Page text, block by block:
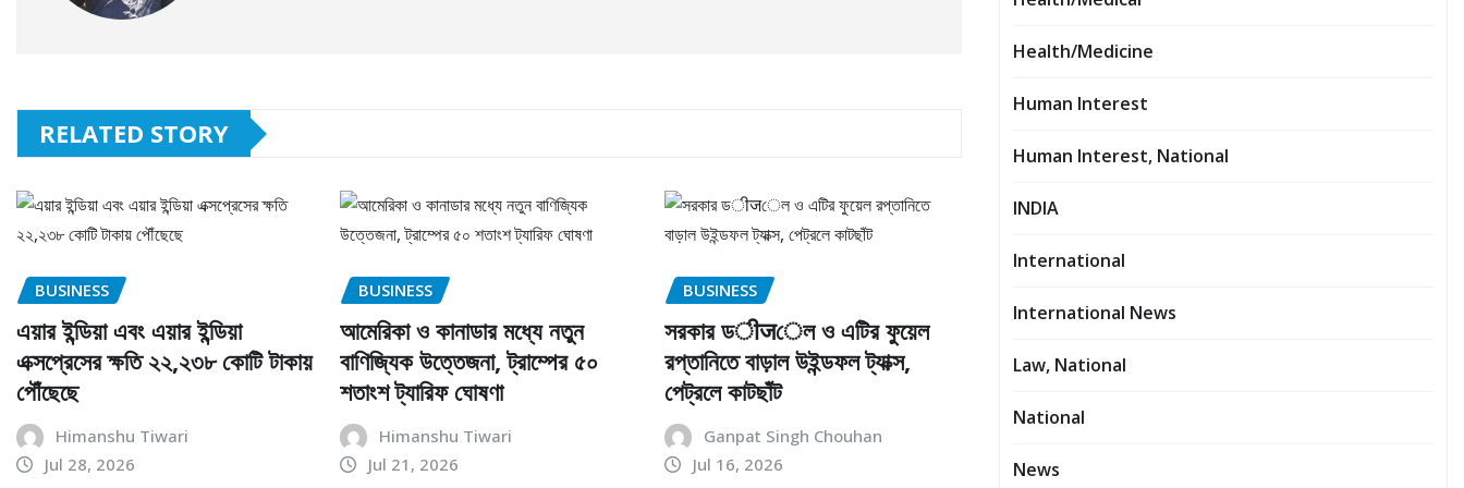
RELATED STORY
BUSINESS
এয়ার ইন্ডিয়া এবং এয়ার ইন্ডিয়া
এক্সপ্রেসের ক্ষতি ২২,২৩৮ কোটি টাকায়
পৌঁছেছে
Himanshu Tiwari
Jul 28, 2026
BUSINESS
আমেরিকা ও কানাডার মধ্যে নতুন
বাণিজ্যিক উত্তেজনা, ট্রাম্পের ৫০
শতাংশ ট্যারিফ ঘোষণা
Himanshu Tiwari
Jul 21, 2026
BUSINESS
সরকার ডीजেল ও এটির ফুয়েল
রপ্তানিতে বাড়াল উইন্ডফল ট্যাক্স,
পেট্রলে কাটছাঁট
Ganpat Singh Chouhan
Jul 16, 2026
Health/Medicine
Human Interest
Human Interest, National
INDIA
International
International News
Law, National
National
News